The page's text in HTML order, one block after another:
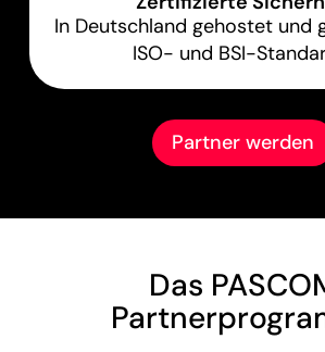
In Deutschland gehostet und
ISO- und BSI-
Partner werden
Das